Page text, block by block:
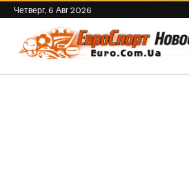
Четверг, 6 Авг 2026